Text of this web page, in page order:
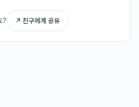
? ↗ 친구에게 공유